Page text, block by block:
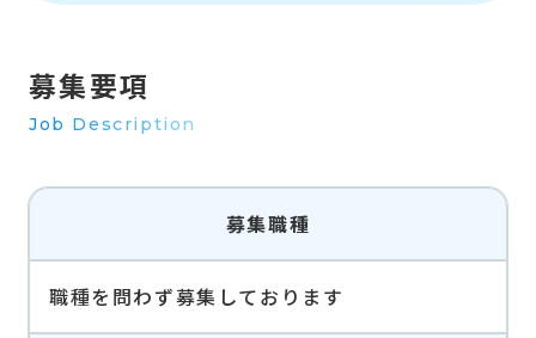
募集要項
Job Description
募集職種
職種を問わず募集しております